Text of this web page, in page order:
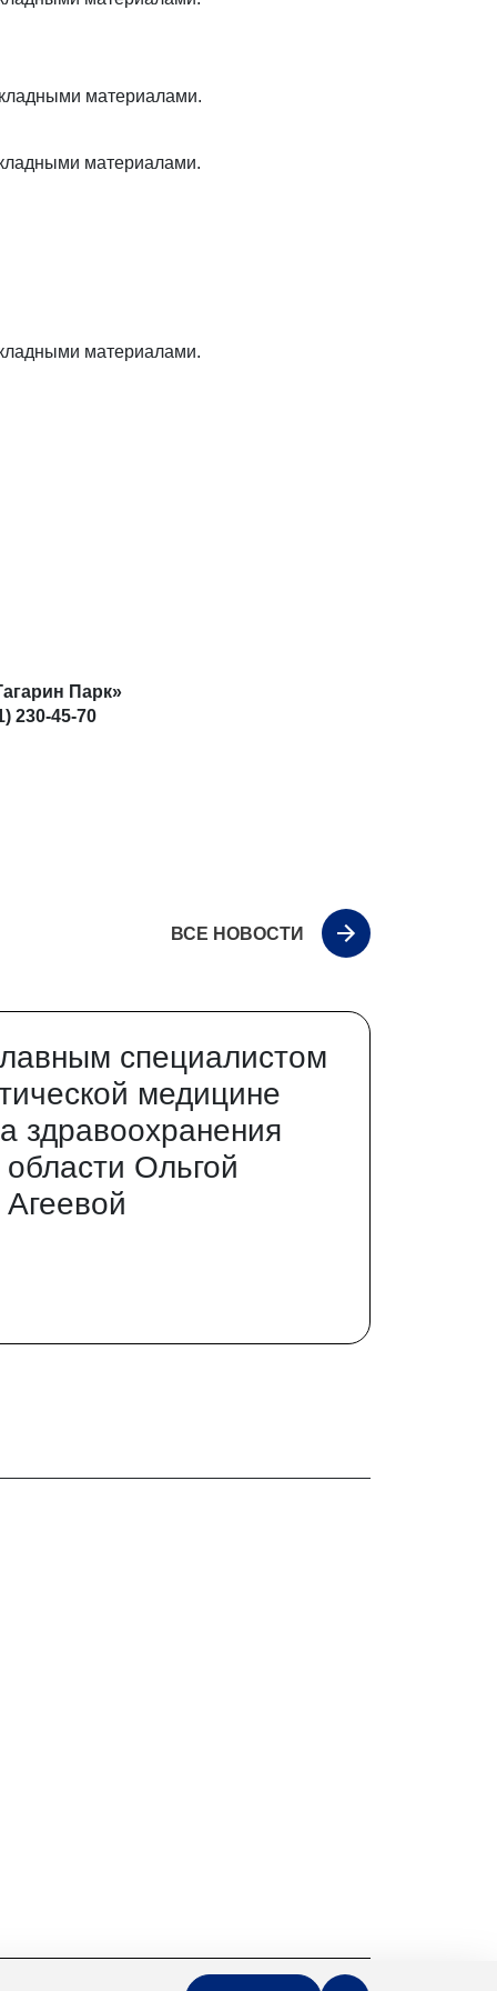
материалами.
материалами.
материалами.
Парк»
230-45-70
ВСЕ НОВОСТИ
специалистом
медицине
здравоохранения
Ольгой